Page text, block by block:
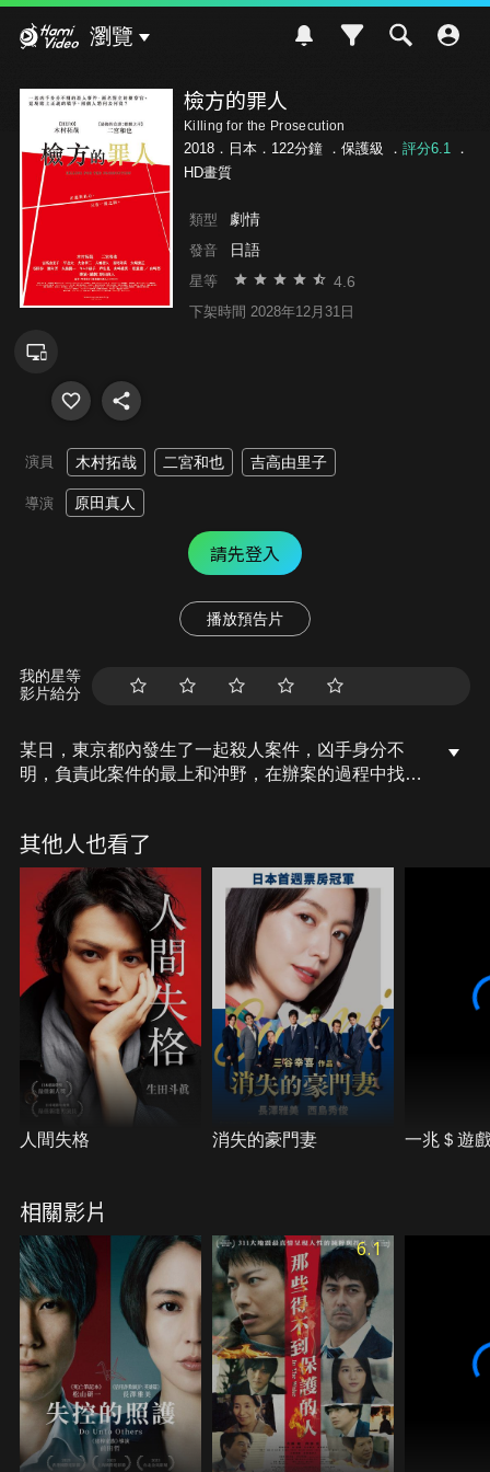
瀏覽
檢方的罪人
Killing for the Prosecution
2018．日本．122分鐘 ． 保護級 ． 評分6.1．
HD畫質
類型 劇情
發音 日語
星等 4.6
下架時間 2028年12月31日
演員 木村拓哉 二宮和也 吉高由里子
導演 原田真人
請先登入
播放預告片
我的星等
影片給分
某日，東京都內發生了一起殺人案件，凶手身分不
明，負責此案件的最上和沖野，在辦案的過程中找到
策，沖野對於最上的做法感到相當疑惑，他們之間的
對立也成為了偵辦案件中的變數……。
其他人也看了
人間失格 消失的豪門妻 一兆＄遊
相關影片
6.1